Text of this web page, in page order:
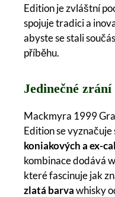
Edition je zvláštní
spojuje tradici a
abyste se stali
příběhu.
Jedinečné
Mackmyra 1999
Edition se
koniakových a ex-
kombinace dodává
které fascinuje jak
zlatá barvawhisky